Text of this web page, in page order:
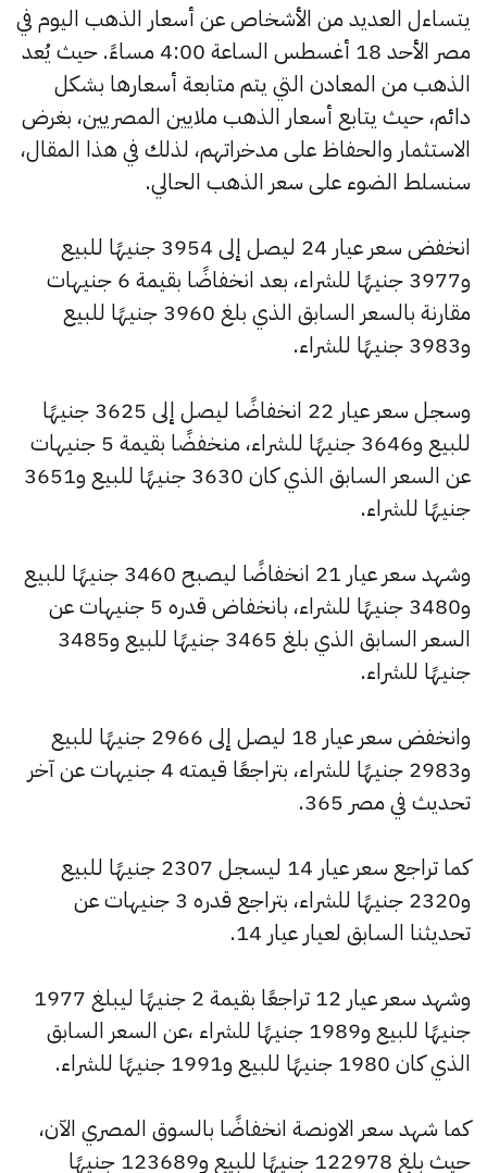
يتساءل العديد من الأشخاص عن أسعار الذهب اليوم في
مصر الأحد 18 أغسطس الساعة 4:00 مساءً. حيث يُعد
الذهب من المعادن التي يتم متابعة أسعارها بشكل
دائم، حيث يتابع أسعار الذهب ملايين المصريين، بغرض
الاستثمار والحفاظ على مدخراتهم، لذلك في هذا المقال،
سنسلط الضوء على سعر الذهب الحالي.
انخفض سعر عيار 24 ليصل إلى 3954 جنيهًا للبيع
و3977 جنيهًا للشراء، بعد انخفاضًا بقيمة 6 جنيهات
مقارنة بالسعر السابق الذي بلغ 3960 جنيهًا للبيع
و3983 جنيهًا للشراء.
وسجل سعر عيار 22 انخفاضًا ليصل إلى 3625 جنيهًا
للبيع و3646 جنيهًا للشراء، منخفضًا بقيمة 5 جنيهات
عن السعر السابق الذي كان 3630 جنيهًا للبيع و3651
جنيهًا للشراء.
وشهد سعر عيار 21 انخفاضًا ليصبح 3460 جنيهًا للبيع
و3480 جنيهًا للشراء، بانخفاض قدره 5 جنيهات عن
السعر السابق الذي بلغ 3465 جنيهًا للبيع و3485
جنيهًا للشراء.
وانخفض سعر عيار 18 ليصل إلى 2966 جنيهًا للبيع
و2983 جنيهًا للشراء، بتراجعًا قيمته 4 جنيهات عن آخر
تحديث في مصر 365.
كما تراجع سعر عيار 14 ليسجل 2307 جنيهًا للبيع
و2320 جنيهًا للشراء، بتراجع قدره 3 جنيهات عن
تحديثنا السابق لعيار عيار 14.
وشهد سعر عيار 12 تراجعًا بقيمة 2 جنيهًا ليبلغ 1977
جنيهًا للبيع و1989 جنيهًا للشراء ،عن السعر السابق
الذي كان 1980 جنيهًا للبيع و1991 جنيهًا للشراء.
كما شهد سعر الاونصة انخفاضًا بالسوق المصري الآن،
حيث بلغ 122978 جنيهًا للبيع و123689 جنيهًا